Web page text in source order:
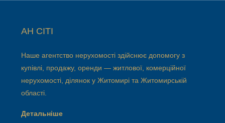
АН СІТІ
Наше агентство нерухомості здійснює допомогу з
купівлі, продажу, оренди — житлової, комерційної
нерухомості, ділянок у Житомирі та Житомирській
області.
Детальніше